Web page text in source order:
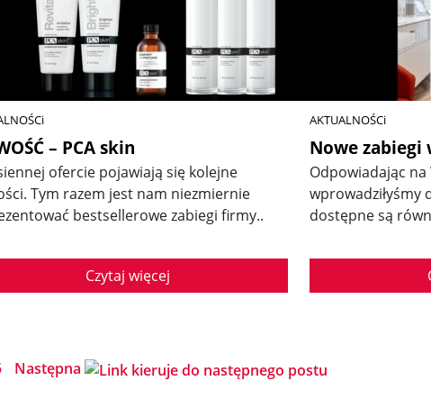
– PCA skin
ofercie pojawiają się kolejne
Tym razem jest nam niezmiernie
bestsellerowe zabiegi firmy..
Czytaj więcej
AKTUALNOŚCi
Nowe zabiegi
Odpowiadając
wprowadziłyśmy
dostępne są
Następna